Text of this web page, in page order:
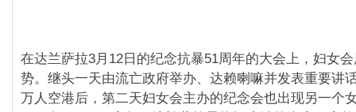
在达兰萨拉3月12日的纪念抗暴51周年的大会上，妇女
势。继头一天由流亡政府举办、达赖喇嘛并发表重要讲
万人空港后，第二天妇女会主办的纪念会也出现另一个